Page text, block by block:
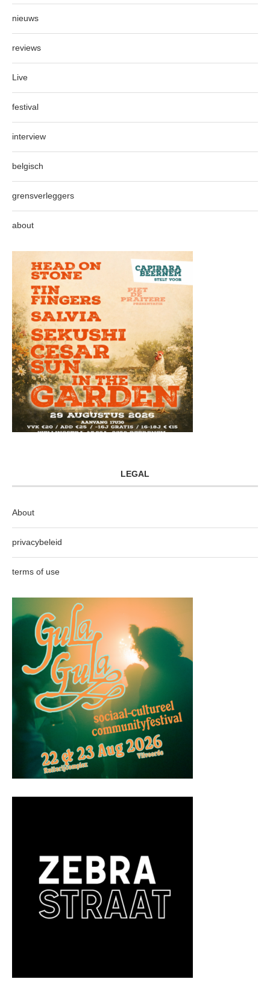
nieuws
reviews
Live
festival
interview
belgisch
grensverleggers
about
LEGAL
About
privacybeleid
terms of use